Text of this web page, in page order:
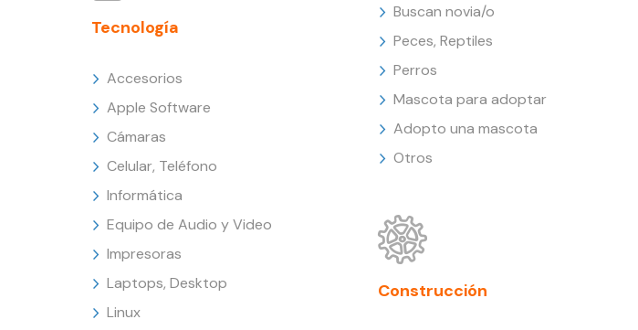
Tecnología
Accesorios
Apple Software
Cámaras
Celular, Teléfono
Informática
Equipo de Audio y Video
Impresoras
Laptops, Desktop
Linux
Buscan novia/o
Peces, Reptiles
Perros
Mascota para adoptar
Adopto una mascota
Otros
Construcción